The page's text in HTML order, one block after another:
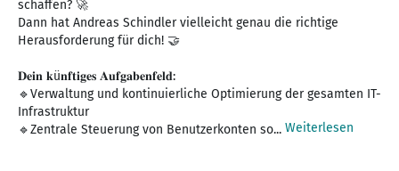
schaffen? 🚀
Dann hat Andreas Schindler vielleicht genau die richtige
Herausforderung für dich! 🤝
𝐃𝐞𝐢𝐧 𝐤ü𝐧𝐟𝐭𝐢𝐠𝐞𝐬 𝐀𝐮𝐟𝐠𝐚𝐛𝐞𝐧𝐟𝐞𝐥𝐝:
🔹Verwaltung und kontinuierliche Optimierung der gesamten IT-
Infrastruktur
🔹Zentrale Steuerung von Benutzerkonten so... Weiterlesen